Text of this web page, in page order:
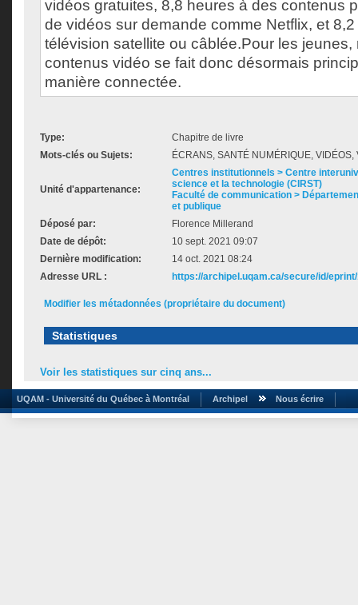
vidéos gratuites, 8,8 heures à des contenus
de vidéos sur demande comme Netflix, et
télévision satellite ou câblée.Pour les jeunes,
contenus vidéo se fait donc désormais
manière connectée.
Type:
Chapitre de livre
Mots-clés ou Sujets:
ÉCRANS, SANTÉ NUMÉRIQUE,
Unité d'appartenance:
Centres institutionnels > Centre
science et la technologie (CIRST)
Faculté de communication >
et publique
Déposé par:
Florence Millerand
Date de dépôt:
10 sept. 2021 09:07
Dernière modification:
14 oct. 2021 08:24
Adresse URL :
https://archipel.uqam.ca/secure/id/
Modifier les métadonnées (propriétaire du document)
Statistiques
Voir les statistiques sur cinq ans...
UQAM - Université du Québec à Montréal Archipel Nous écrire